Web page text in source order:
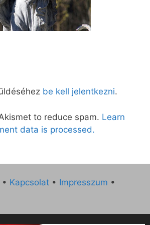
be kell jelentkezni.
to reduce spam. Learn
data is processed.
• Kapcsolat • Impresszum •